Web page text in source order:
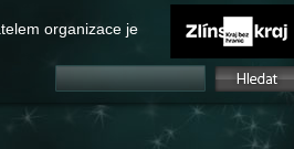
organizace je